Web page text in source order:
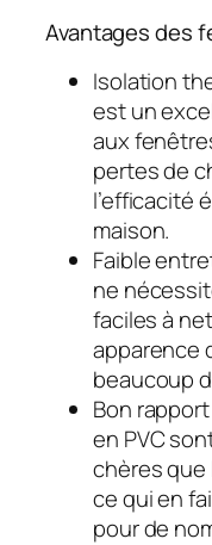
Avantages des
Isolation
est un
aux
pertes de
l’efficacité
maison.
Faible
ne
faciles à
apparence
beaucoup
Bon
en PVC
chères que
ce qui en
pour de